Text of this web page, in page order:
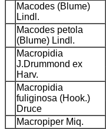
Macodes (Blume)
Lindl.
Macodes petola
(Blume) Lindl.
Macropidia
J.Drummond ex
Harv.
Macropidia
fuliginosa (Hook.)
Druce
Macropiper Miq.